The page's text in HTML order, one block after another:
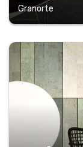
Granorte